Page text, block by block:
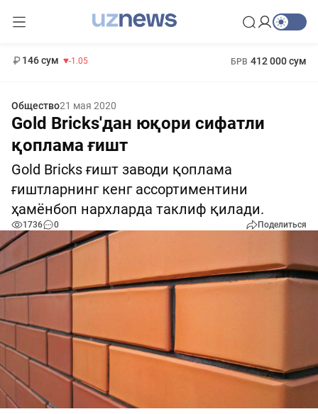
146 сум -1.05 БРВ 412 000 сум
Общество21 мая 2020
Gold Bricks'дан юқори сифатли
қоплама ғишт
Gold Bricks ғишт заводи қоплама
ғиштларнинг кенг ассортиментини
ҳамёнбоп нархларда таклиф қилади.
1736 0 Поделиться